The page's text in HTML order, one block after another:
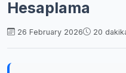
Hesaplama
26 February 2026 20